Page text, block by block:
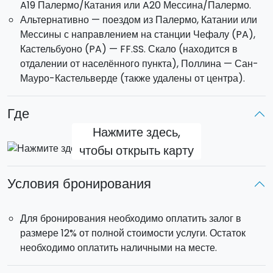
2-часовой тур
Этот тур также начинается отущелья Тибериои
проходит по маршруту длиной около50 км. Вы
проедете по смешанным участкам — через леса и
тропинки, населённые дикими животными, среди гор с
дикой и суровой красотой.
После остановки для фотографий и кратких рассказов
гида вы отправитесь в обратный путь через
парка Мадоние, наслаждаясь великолепными видами
геопарка и морскими панорамами. По дороге вы
рощи, известные в регионе благодаря
высококачественномумаслу Olio di Crasta, а также
манные деревья.
A19 Палермо/Катания или A20 Мессина/Палермо.
Альтернативно — поездом из Палермо, Катании или
Мессины с направлением на станции Чефалу (PA),
Кастельбуоно (PA) — FF.SS. Скало (находится в
отдалении от населённого пункта), Поллина — Сан-
Мауро-Кастельверде (также удалены от центра).
Где
Нажмите здесь,
чтобы открыть карту
Условия бронирования
Для бронирования необходимо оплатить залог в
размере 12% от полной стоимости услуги. Остаток
необходимо оплатить наличными на месте.